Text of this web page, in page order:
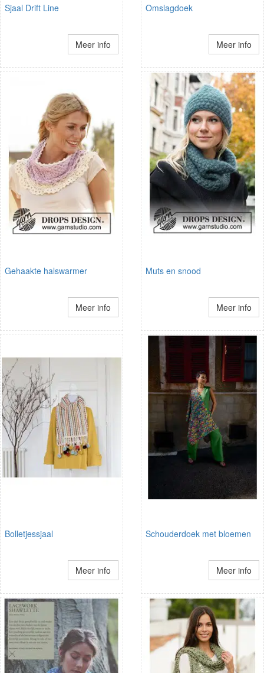
Sjaal Drift Line
Meer info
Omslagdoek
Meer info
Gehaakte halswarmer
Meer info
Muts en snood
Meer info
Bolletjessjaal
Meer info
Schouderdoek met bloemen
Meer info